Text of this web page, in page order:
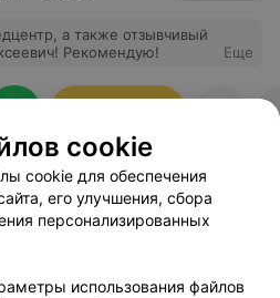
а также отзывчивый
Рекомендую!
Еще
cookie
cookie для обеспечения
его улучшения, сбора
персонализированных
использования файлов